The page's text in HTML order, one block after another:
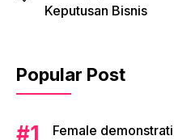
Keputusan Bisnis
Popular Post
Female